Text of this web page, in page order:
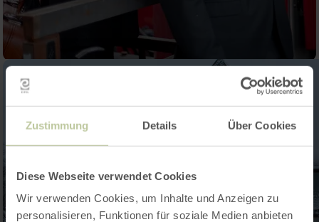
Zustimmung Details Über Cookies
Diese Webseite verwendet Cookies
Wir verwenden Cookies, um Inhalte und Anzeigen zu
personalisieren, Funktionen für soziale Medien anbieten